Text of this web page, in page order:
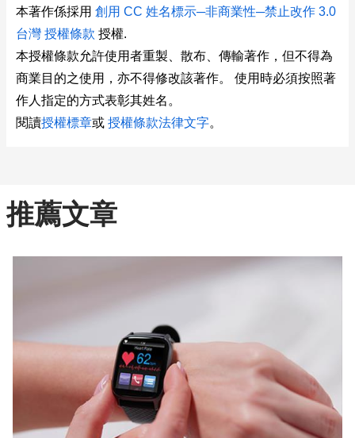
本著作係採用 創用 CC 姓名標示─非商業性─禁止改作 3.0
台灣 授權條款 授權.
本授權條款允許使用者重製、散布、傳輸著作，但不得為
商業目的之使用，亦不得修改該著作。 使用時必須按照著
作人指定的方式表彰其姓名。
閱讀授權標章或 授權條款法律文字。
推薦文章